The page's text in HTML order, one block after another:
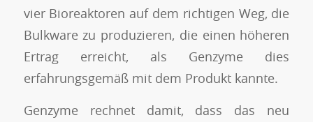
vier Bioreaktoren auf dem richtigen Weg, die
Bulkware zu produzieren, die einen höheren
Ertrag erreicht, als Genzyme dies
erfahrungsgemäß mit dem Produkt kannte.
Genzyme rechnet damit, dass das neu